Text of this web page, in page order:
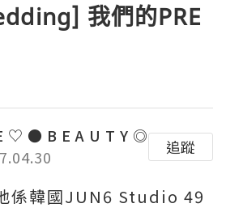
我們的PRE
♡ ● B E A U T Y ◎
追蹤
係韓國JUN6 Studio 49